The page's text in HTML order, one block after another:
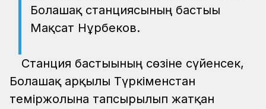
Болашақ станциясының бастығы
Мақсат Нұрбеков.
Станция бастығының сөзіне сүйенсек,
Болашақ арқылы Түркіменстан
теміржолына тапсырылып жатқан